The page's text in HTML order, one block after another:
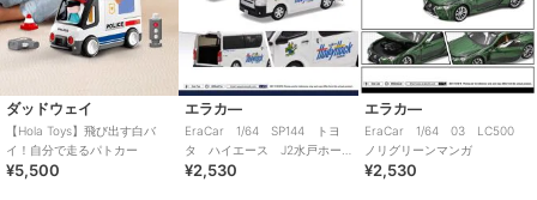
ダッドウェイ
【Hola Toys】飛び出す白バ
イ！自分で走るパトカー
¥5,500
エラカ―
EraCar 1/64 SP144 トヨ
タ ハイエース J2水戸ホー
リーホック
¥2,530
エラカ―
EraCar 1/64 03 LC500
ノリグリーンマンガ
¥2,530